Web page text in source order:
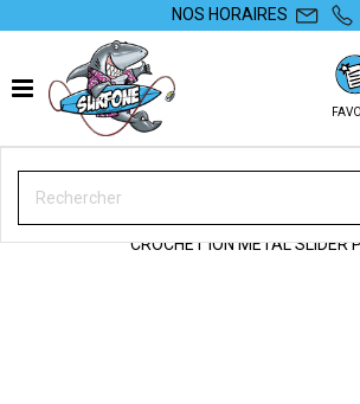
NOS HORAIRES
PIÈCES DÉTACHÉES
CROCHET ION METAL SLIDER